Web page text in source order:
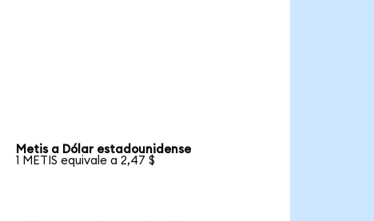
Metis a Dólar estadounidense
1 METIS equivale a 2,47 $